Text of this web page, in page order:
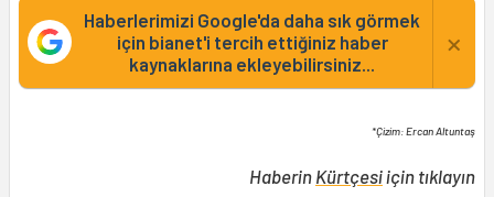
Haberlerimizi Google'da daha sık görmek
için bianet'i tercih ettiğiniz haber
kaynaklarına ekleyebilirsiniz...
×
*Çizim: Ercan Altuntaş
Haberin Kürtçesiiçin tıklayın